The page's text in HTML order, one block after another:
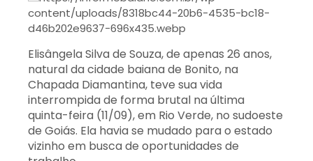
Elisângela Silva de Souza, de apenas 26 anos,
natural da cidade baiana de Bonito, na
Chapada Diamantina, teve sua vida
interrompida de forma brutal na última
quinta-feira (11/09), em Rio Verde, no sudoeste
de Goiás. Ela havia se mudado para o estado
vizinho em busca de oportunidades de